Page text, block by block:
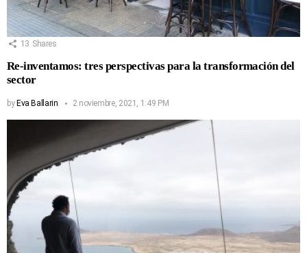
13 Shares
Re-inventamos: tres perspectivas para la transformación del
sector
by Eva Ballarin 2 noviembre, 2021, 1:49 PM